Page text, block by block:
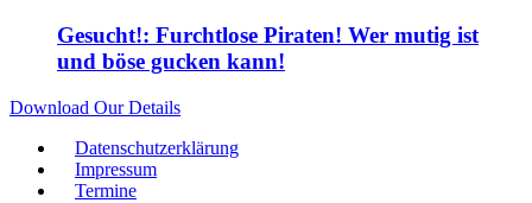
Gesucht!: Furchtlose Piraten! Wer mutig ist
und böse gucken kann!
Download Our Details
Datenschutzerklärung
Impressum
Termine